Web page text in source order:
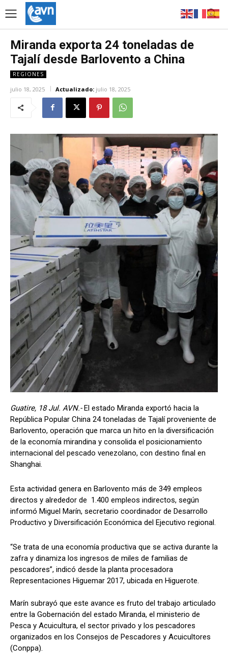
Miranda exporta 24 toneladas de
Tajalí desde Barlovento a China
REGIONES
julio 18, 2025 Actualizado: julio 18, 2025
Guatire, 18 Jul. AVN.-El estado Miranda exportó hacia la
República Popular China 24 toneladas de Tajalí proveniente de
Barlovento, operación que marca un hito en la diversificación
de la economía mirandina y consolida el posicionamiento
internacional del pescado venezolano, con destino final en
Shanghai.
Esta actividad genera en Barlovento más de 349 empleos
directos y alrededor de 1.400 empleos indirectos, según
informó Miguel Marín, secretario coordinador de Desarrollo
Productivo y Diversificación Económica del Ejecutivo regional.
“Se trata de una economía productiva que se activa durante la
zafra y dinamiza los ingresos de miles de familias de
pescadores”, indicó desde la planta procesadora
Representaciones Higuemar 2017, ubicada en Higuerote.
Marín subrayó que este avance es fruto del trabajo articulado
entre la Gobernación del estado Miranda, el ministerio de
Pesca y Acuicultura, el sector privado y los pescadores
organizados en los Consejos de Pescadores y Acuicultores
(Conppa).